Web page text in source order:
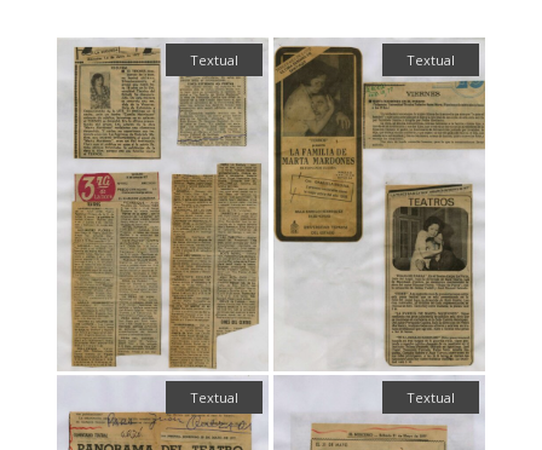
Textual Textual
Textual Textual